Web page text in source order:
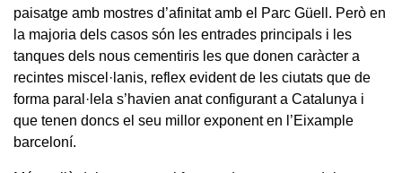
paisatge amb mostres d’afinitat amb el Parc Güell. Però en
la majoria dels casos són les entrades principals i les
tanques dels nous cementiris les que donen caràcter a
recintes miscel·lanis, reflex evident de les ciutats que de
forma paral·lela s’havien anat configurant a Catalunya i
que tenen doncs el seu millor exponent en l’Eixample
barceloní.